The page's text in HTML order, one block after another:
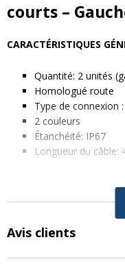
courts –
CARACTÉRISTIQUES
Quantité: 2 unités
Homologué route
Type de connexion
2 couleurs
Étanchéité: IP67
Longueur du câble:
Épaisseur: 32 mm
Avis clients